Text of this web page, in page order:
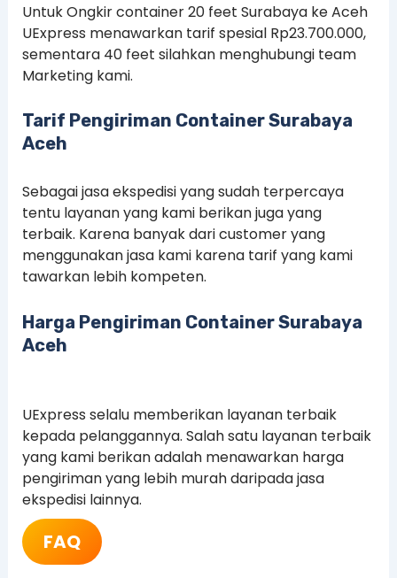
Untuk Ongkir container 20 feet Surabaya ke Aceh
UExpress menawarkan tarif spesial Rp23.700.000,
sementara 40 feet silahkan menghubungi team
Marketing kami.
Tarif Pengiriman Container Surabaya
Aceh
Sebagai jasa ekspedisi yang sudah terpercaya
tentu layanan yang kami berikan juga yang
terbaik. Karena banyak dari customer yang
menggunakan jasa kami karena tarif yang kami
tawarkan lebih kompeten.
Harga Pengiriman Container Surabaya
Aceh
UExpress selalu memberikan layanan terbaik
kepada pelanggannya. Salah satu layanan terbaik
yang kami berikan adalah menawarkan harga
pengiriman yang lebih murah daripada jasa
ekspedisi lainnya.
FAQ